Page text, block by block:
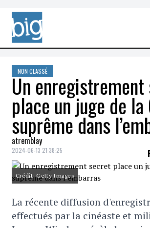
Skip to content
NON CLASSÉ
Un
place un juge de la
suprême dans
atremblay
2024-06-13 21:38:25
Crédit: Getty Images
La récente diffusion
effectués par la cinéaste et